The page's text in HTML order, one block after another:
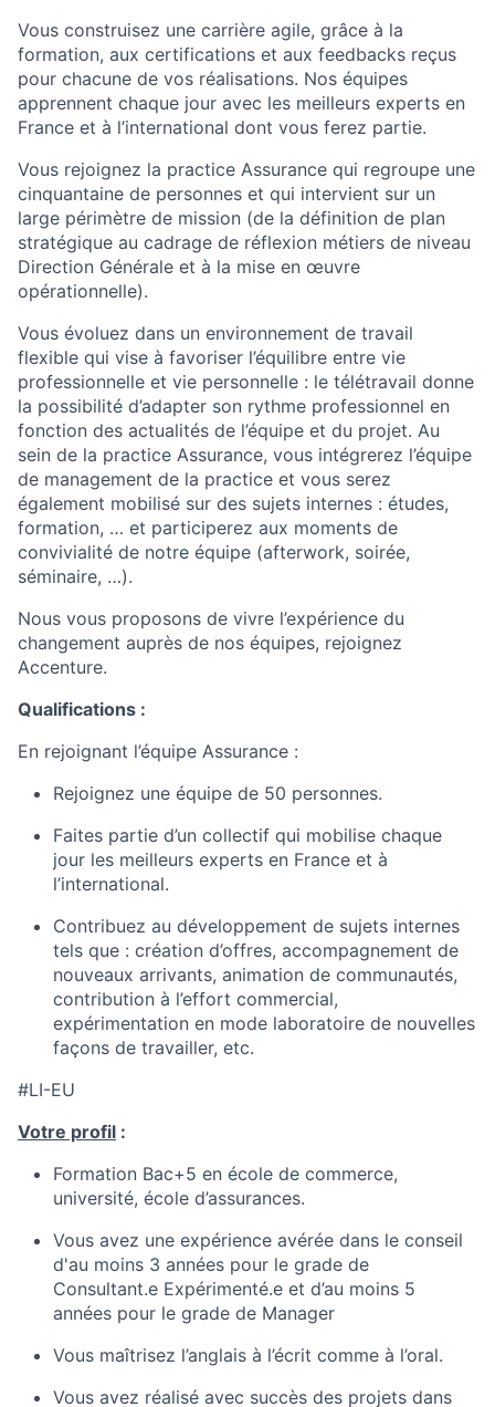
Vous construisez une carrière agile, grâce à la
formation, aux certifications et aux feedbacks reçus
pour chacune de vos réalisations. Nos équipes
apprennent chaque jour avec les meilleurs experts en
France et à l’international dont vous ferez partie.
Vous rejoignez la practice Assurance qui regroupe une
cinquantaine de personnes et qui intervient sur un
large périmètre de mission (de la définition de plan
stratégique au cadrage de réflexion métiers de niveau
Direction Générale et à la mise en œuvre
opérationnelle).
Vous évoluez dans un environnement de travail
flexible qui vise à favoriser l’équilibre entre vie
professionnelle et vie personnelle : le télétravail donne
la possibilité d’adapter son rythme professionnel en
fonction des actualités de l’équipe et du projet. Au
sein de la practice Assurance, vous intégrerez l’équipe
de management de la practice et vous serez
également mobilisé sur des sujets internes : études,
formation, … et participerez aux moments de
convivialité de notre équipe (afterwork, soirée,
séminaire, …).
Nous vous proposons de vivre l’expérience du
changement auprès de nos équipes, rejoignez
Accenture.
Qualifications :
En rejoignant l’équipe Assurance :
Rejoignez une équipe de 50 personnes.
Faites partie d’un collectif qui mobilise chaque
jour les meilleurs experts en France et à
l’international.
Contribuez au développement de sujets internes
tels que : création d’offres, accompagnement de
nouveaux arrivants, animation de communautés,
contribution à l’effort commercial,
expérimentation en mode laboratoire de nouvelles
façons de travailler, etc.
#LI-EU
Votre profil :
Formation Bac+5 en école de commerce,
université, école d’assurances.
Vous avez une expérience avérée dans le conseil
d'au moins 3 années pour le grade de
Consultant.e Expérimenté.e et d’au moins 5
années pour le grade de Manager
Vous maîtrisez l’anglais à l’écrit comme à l’oral.
Vous avez réalisé avec succès des projets dans